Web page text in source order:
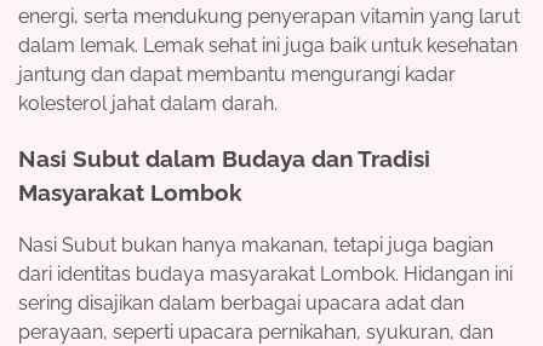
energi, serta mendukung penyerapan vitamin yang larut
dalam lemak. Lemak sehat ini juga baik untuk kesehatan
jantung dan dapat membantu mengurangi kadar
kolesterol jahat dalam darah.
Nasi Subut dalam Budaya dan Tradisi
Masyarakat Lombok
Nasi Subut bukan hanya makanan, tetapi juga bagian
dari identitas budaya masyarakat Lombok. Hidangan ini
sering disajikan dalam berbagai upacara adat dan
perayaan, seperti upacara pernikahan, syukuran, dan